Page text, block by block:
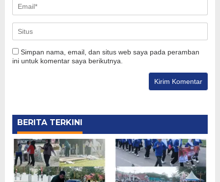
Simpan nama, email, dan situs web saya pada peramban
ini untuk komentar saya berikutnya.
BERITA TERKINI